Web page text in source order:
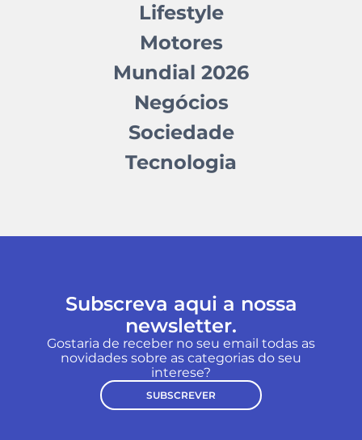
Lifestyle
Motores
Mundial 2026
Negócios
Sociedade
Tecnologia
Subscreva aqui a nossa
newsletter.
Gostaria de receber no seu email todas as
novidades sobre as categorias do seu
interese?
SUBSCREVER